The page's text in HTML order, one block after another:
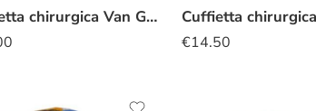
Cuffietta chirurgica Van Gogh geometrie
€14.50